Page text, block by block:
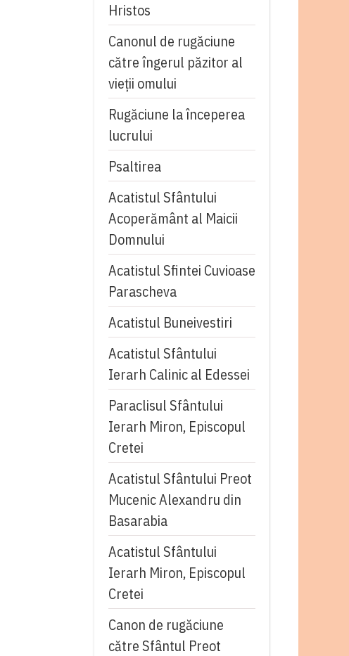
Hristos
Canonul de rugăciune
către îngerul păzitor al
vieții omului
Rugăciune la începerea
lucrului
Psaltirea
Acatistul Sfântului
Acoperământ al Maicii
Domnului
Acatistul Sfintei Cuvioase
Parascheva
Acatistul Buneivestiri
Acatistul Sfântului
Ierarh Calinic al Edessei
Paraclisul Sfântului
Ierarh Miron, Episcopul
Cretei
Acatistul Sfântului Preot
Mucenic Alexandru din
Basarabia
Acatistul Sfântului
Ierarh Miron, Episcopul
Cretei
Canon de rugăciune
către Sfântul Preot